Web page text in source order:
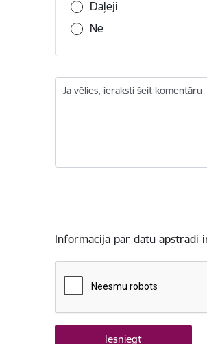
Daļēji
Nē
Ja vēlies, ieraksti šeit komentāru
Informācija par datu apstrādi